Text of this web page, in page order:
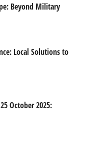
Beyond Military
Local Solutions to
October 2025: